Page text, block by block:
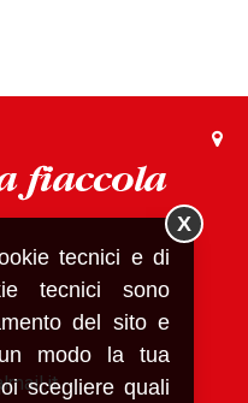
tecnici e di
tecnici sono
del sito e
modo la tua
scegliere quali
X